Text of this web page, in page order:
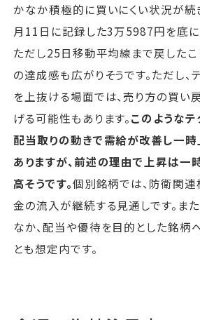
かなか積極的に買いにくい状況が続
月11日に記録した3万5987円を底
ただし25日移動平均線まで戻したこ
の達成感も広がりそうです。ただし
を上抜ける場面では、売り方の買い
げる可能性もあります。このような
配当取りの動きで需給が改善し一
ありますが、前述の理由で上昇は一
高そうです。個別銘柄では、防衛関
金の流入が継続する見通しです。ま
なか、配当や優待を目的とした銘柄
とも想定内です。